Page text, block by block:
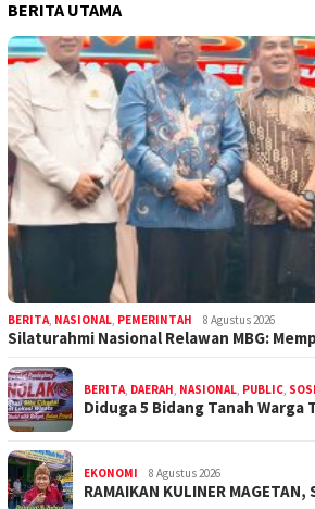
BERITA UTAMA
BERITA NASIONAL PEMERINTAH 8 Agustus 2026
Silaturahmi Nasional Relawan MBG:
BERITA DAERAH NASIONAL PUBLIC
Diduga 5 Bidang Tanah
EKONOMI 8 Agustus 2026
RAMAIKAN KULINER